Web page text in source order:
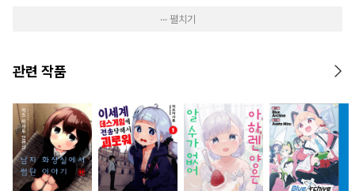
··· 펼치기
관련 작품